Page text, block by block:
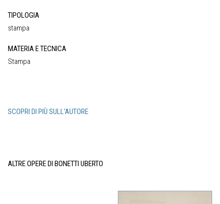
TIPOLOGIA
stampa
MATERIA E TECNICA
Stampa
SCOPRI DI PIÙ SULL'AUTORE
ALTRE OPERE DI BONETTI UBERTO